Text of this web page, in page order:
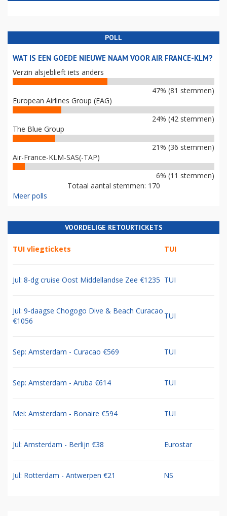
POLL
WAT IS EEN GOEDE NIEUWE NAAM VOOR AIR FRANCE-KLM?
Verzin alsjeblieft iets anders
47% (81 stemmen)
European Airlines Group (EAG)
24% (42 stemmen)
The Blue Group
21% (36 stemmen)
Air-France-KLM-SAS(-TAP)
6% (11 stemmen)
Totaal aantal stemmen: 170
Meer polls
VOORDELIGE RETOURTICKETS
TUI vliegtickets TUI
Jul: 8-dg cruise Oost Middellandse Zee €1235 TUI
Jul: 9-daagse Chogogo Dive & Beach Curacao
€1056
TUI
Sep: Amsterdam - Curacao €569 TUI
Sep: Amsterdam - Aruba €614 TUI
Mei: Amsterdam - Bonaire €594 TUI
Jul: Amsterdam - Berlijn €38 Eurostar
Jul: Rotterdam - Antwerpen €21 NS